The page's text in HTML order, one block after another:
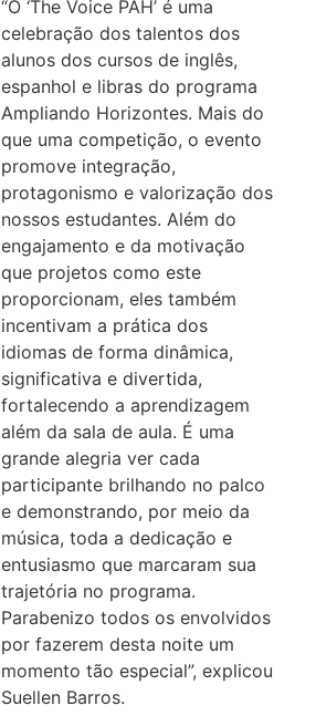
“O ‘The Voice PAH’ é uma
celebração dos talentos dos
alunos dos cursos de inglês,
espanhol e libras do programa
Ampliando Horizontes. Mais do
que uma competição, o evento
promove integração,
protagonismo e valorização dos
nossos estudantes. Além do
engajamento e da motivação
que projetos como este
proporcionam, eles também
incentivam a prática dos
idiomas de forma dinâmica,
significativa e divertida,
fortalecendo a aprendizagem
além da sala de aula. É uma
grande alegria ver cada
participante brilhando no palco
e demonstrando, por meio da
música, toda a dedicação e
entusiasmo que marcaram sua
trajetória no programa.
Parabenizo todos os envolvidos
por fazerem desta noite um
momento tão especial”, explicou
Suellen Barros.